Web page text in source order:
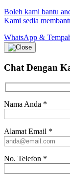
Boleh kami bantu
Kami sedia
WhatsApp &
Chat Dengan
Nama Anda *
Alamat Email *
No. Telefon *